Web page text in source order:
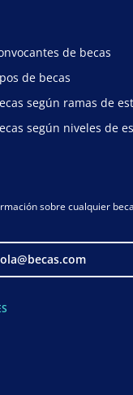
de becas
de becas
según ramas de
según niveles de
sobre cualquier